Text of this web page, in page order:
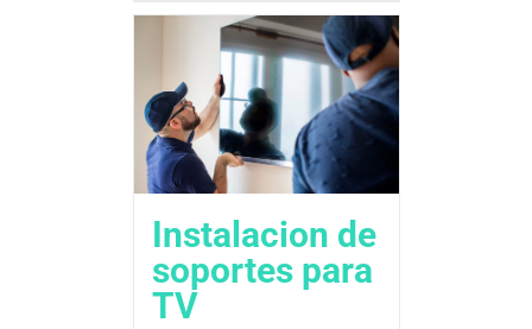
Instalacion de
soportes para
TV